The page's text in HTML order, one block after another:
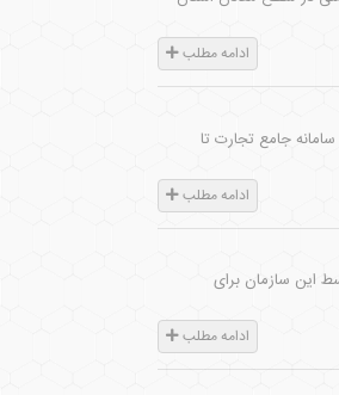
ادامه مطلب
جامع تجارت تا
ادامه مطلب
(ایمیدرو)، طی پنج ماهه نخست امسال ۲۱۸۷ میلیارد ریال توسط این سازمان برای
ادامه مطلب